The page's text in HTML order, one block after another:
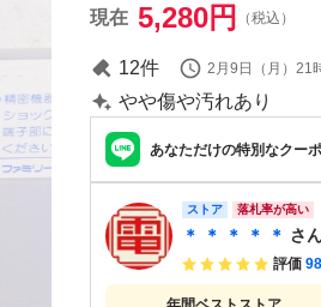
現在 5,280円 （税込）
12件 2月9日（月）21
やや傷や汚れあり
あなただけの特別なクー
ストア 落札率が高い
＊ ＊ ＊ ＊ ＊ さ
評価